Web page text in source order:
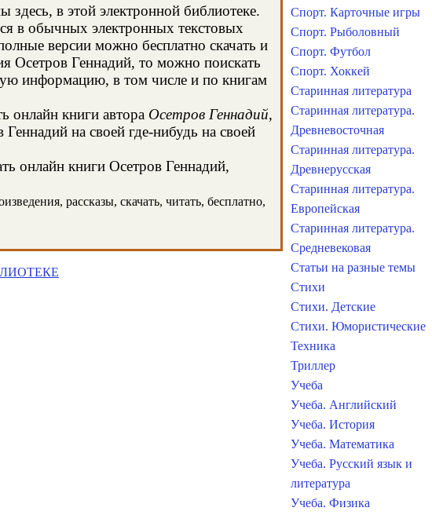
здесь, в этой электронной библиотеке.
в обычных электронных текстовых
версии можно бесплатно скачать и
Осетров Геннадий, то можно поискать
информацию, в том числе и по книгам
онлайн книги автора Осетров Геннадий,
на своей где-нибудь на своей
онлайн книги Осетров Геннадий,
рассказы, скачать, читать, бесплатно,
Спорт. Карточные игры
Спорт. Рыболовный
Спорт. Футбол
Спорт. Хоккей
Старинная литература
Старинная литература.
Древневосточная
Старинная литература.
Древнерусская
Старинная литература.
Европейская
Старинная литература.
Средневековая
Статьи на разные темы
Стихи
Стихи. Детские
Стихи. Юмористические
Техника
Триллер
Учеба
Учеба. Английский
Учеба. История
Учеба. Математика
Учеба. Русский язык и
литература
Учеба. Физика